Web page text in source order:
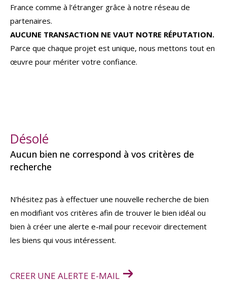
France comme à l’étranger grâce à notre réseau de
partenaires.
AUCUNE TRANSACTION NE VAUT NOTRE RÉPUTATION.
Parce que chaque projet est unique, nous mettons tout en
œuvre pour mériter votre confiance.
Désolé
Aucun bien ne correspond à vos critères de
recherche
N'hésitez pas à effectuer une nouvelle recherche de bien
en modifiant vos critères afin de trouver le bien idéal ou
bien à créer une alerte e-mail pour recevoir directement
les biens qui vous intéressent.
CREER UNE ALERTE E-MAIL